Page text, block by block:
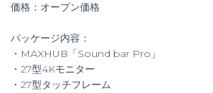
価格：オープン価格
パッケージ内容：
・MAXHUB「Sound bar Pro」
・27型4Kモニター
・27型タッチフレーム